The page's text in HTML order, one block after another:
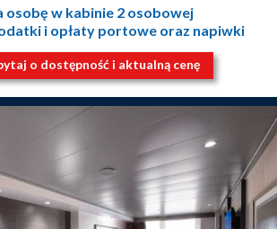
osobę w kabinie 2 osobowej
i opłaty portowe oraz napiwki
o dostępność i aktualną cenę